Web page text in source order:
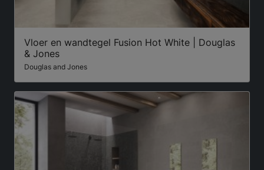
Vloer en wandtegel Fusion Hot White | Douglas
& Jones
Douglas and Jones